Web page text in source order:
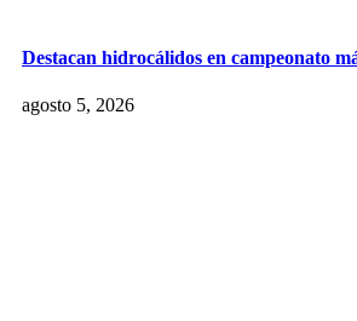
Destacan hidrocálidos en campeonato
agosto 5, 2026